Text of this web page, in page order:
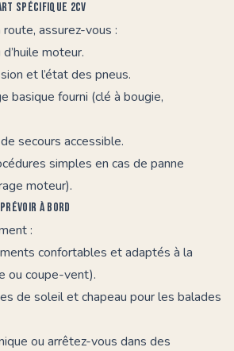
spécifique 2CV
assurez-vous :
moteur.
et l’état des pneus.
basique fourni (clé à bougie,
secours accessible.
simples en cas de panne
moteur).
à bord
:
confortables et adaptés à la
ou coupe-vent).
de soleil et chapeau pour les balades
ou arrêtez-vous dans des